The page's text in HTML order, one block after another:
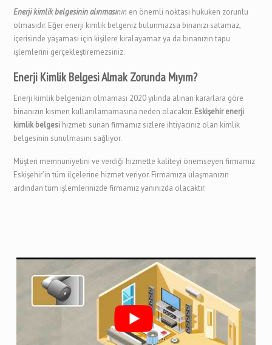
Enerji kimlik belgesinin alınmasının en önemli noktası hukuken zorunlu
olmasıdır. Eğer enerji kimlik belgeniz bulunmazsa binanızı satamaz,
içerisinde yaşaması için kişilere kiralayamaz ya da binanızın tapu
işlemlerini gerçekleştiremezsiniz.
Enerji Kimlik Belgesi Almak Zorunda Mıyım?
Enerji kimlik belgenizin olmaması 2020 yılında alınan kararlara göre
binanızın kısmen kullanılamamasına neden olacaktır. Eskişehir enerji
kimlik belgesi hizmeti sunan firmamız sizlere ihtiyacınız olan kimlik
belgesinin sunulmasını sağlıyor.
Müşteri memnuniyetini ve verdiği hizmette kaliteyi önemseyen firmamız
Eskişehir’in tüm ilçelerine hizmet veriyor. Firmamıza ulaşmanızın
ardından tüm işlemlerinizde firmamız yanınızda olacaktır.